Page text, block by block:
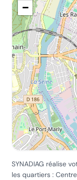
−
SYNADIAG réalise
les quartiers :